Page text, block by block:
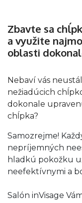
Zbavte sa
a využite
oblasti
Nebaví vás
nežiadúcich
dokonale
chĺpka?
Samozrejme!
nepríjemných
hladkú pokožku
neefektívnymi a
Salón inVisage